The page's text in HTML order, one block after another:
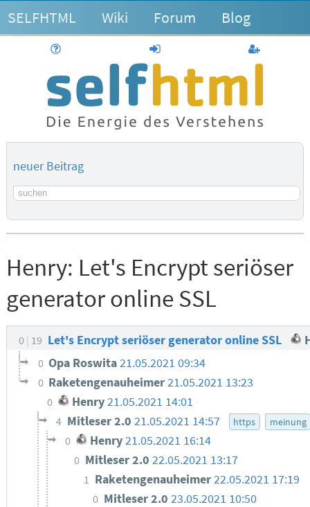
SELFHTML Wiki Forum Blog
anmelden
neuer Beitrag
Suchbegriff
Henry: Let's Encrypt seriöser
generator online SSL
0 19 Let's Encrypt seriöser generator online SSL
0 Opa Roswita21.05.2021 09:34
0 Raketengenauheimer21.05.2021 13:23
0 Henry 21.05.2021 14:01
4 Mitleser 2.0 21.05.2021 14:57 https meinung
0 Henry21.05.2021 16:14
0 Mitleser 2.022.05.2021 13:17
1 Raketengenauheimer22.05.2021 17:19
0 Mitleser 2.0 23.05.2021 10:50